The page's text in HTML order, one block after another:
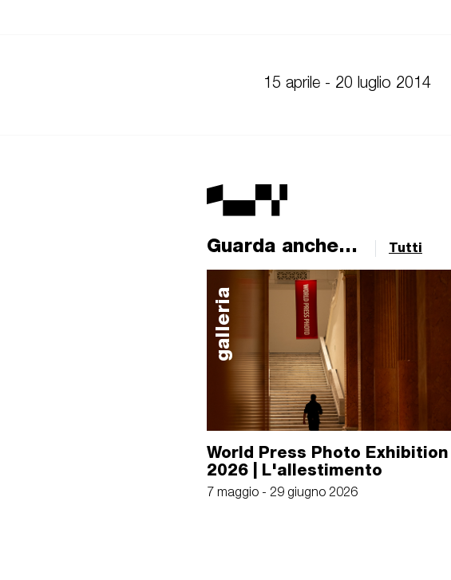
15 aprile - 20 luglio 2014
Guarda anche... Tutti
galleria
World Press Photo Exhibition
2026 | L'allestimento
7 maggio - 29 giugno 2026